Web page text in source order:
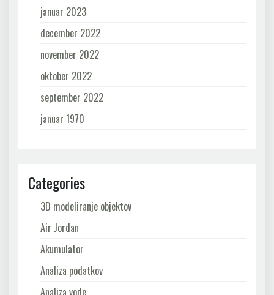
januar 2023
december 2022
november 2022
oktober 2022
september 2022
januar 1970
Categories
3D modeliranje objektov
Air Jordan
Akumulator
Analiza podatkov